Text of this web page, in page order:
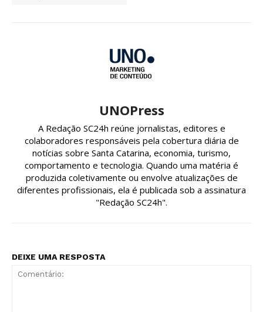
UNOPress
A Redação SC24h reúne jornalistas, editores e
colaboradores responsáveis pela cobertura diária de
notícias sobre Santa Catarina, economia, turismo,
comportamento e tecnologia. Quando uma matéria é
produzida coletivamente ou envolve atualizações de
diferentes profissionais, ela é publicada sob a assinatura
"Redação SC24h".
DEIXE UMA RESPOSTA